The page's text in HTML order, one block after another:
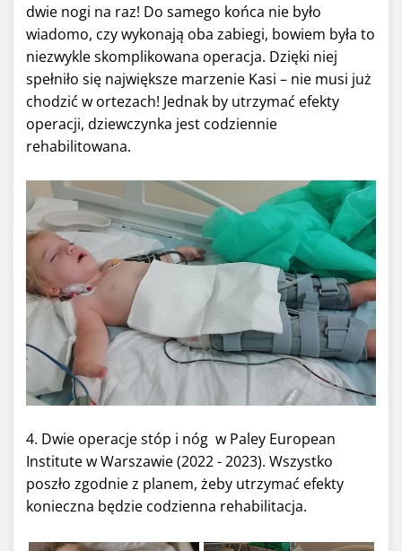
dwie nogi na raz! Do samego końca nie było
wiadomo, czy wykonają oba zabiegi, bowiem była to
niezwykle skomplikowana operacja. Dzięki niej
spełniło się największe marzenie Kasi – nie musi już
chodzić w ortezach! Jednak by utrzymać efekty
operacji, dziewczynka jest codziennie
rehabilitowana.
4. Dwie operacje stóp i nóg w Paley European
Institute w Warszawie (2022 - 2023). Wszystko
poszło zgodnie z planem, żeby utrzymać efekty
konieczna będzie codzienna rehabilitacja.